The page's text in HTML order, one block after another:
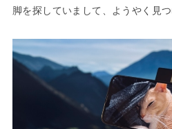
脚を探していまして、ようやく見つ